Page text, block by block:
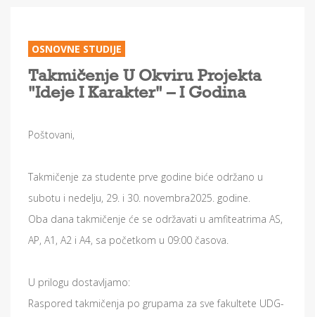
OSNOVNE STUDIJE
Takmičenje U Okviru Projekta
"Ideje I Karakter" – I Godina
Poštovani,
Takmičenje za studente prve godine biće održano u
subotu i nedelju, 29. i 30. novembra2025. godine.
Oba dana takmičenje će se održavati u amfiteatrima AS,
AP, A1, A2 i A4, sa početkom u 09:00 časova.
U prilogu dostavljamo:
Raspored takmičenja po grupama za sve fakultete UDG-